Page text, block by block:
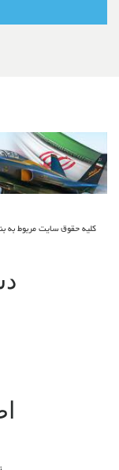
کلیه حقوق سایت مربوط به